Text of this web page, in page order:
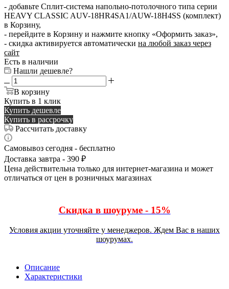
- добавьте Сплит-система напольно-потолочного типа серии
HEAVY CLASSIC AUV-18HR4SA1/AUW-18H4SS (комплект)
в Корзину,
- перейдите в Корзину и нажмите кнопку «Оформить заказ»,
- скидка активируется автоматически на любой заказ через
сайт
Есть в наличии
Нашли дешевле?
В корзину
Купить в 1 клик
Купить дешевле
Купить в рассрочку
Рассчитать доставку
Самовывоз сегодня - бесплатно
Доставка завтра - 390 ₽
Цена действительна только для интернет-магазина и может
отличаться от цен в розничных магазинах
Скидка в шоуруме - 15%
Условия акции уточняйте у менеджеров. Ждем Вас в наших
шоурумах.
Описание
Характеристики